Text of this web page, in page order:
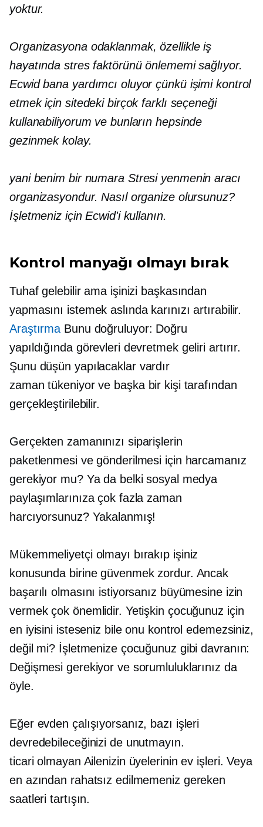
yoktur.
Organizasyona odaklanmak, özellikle iş
hayatında stres faktörünü önlememi sağlıyor.
Ecwid bana yardımcı oluyor çünkü işimi kontrol
etmek için sitedeki birçok farklı seçeneği
kullanabiliyorum ve bunların hepsinde
gezinmek kolay.
yani benim bir numaraStresi yenmenin aracı
organizasyondur. Nasıl organize olursunuz?
İşletmeniz için Ecwid'i kullanın.
Kontrol manyağı olmayı bırak
Tuhaf gelebilir ama işinizi başkasından
yapmasını istemek aslında karınızı artırabilir.
Araştırma Bunu doğruluyor: Doğru
yapıldığında görevleri devretmek geliri artırır.
Şunu düşün yapılacaklarvardır
zaman tükeniyorve başka bir kişi tarafından
gerçekleştirilebilir.
Gerçekten zamanınızı siparişlerin
paketlenmesi ve gönderilmesi için harcamanız
gerekiyor mu? Ya da belki sosyal medya
paylaşımlarınıza çok fazla zaman
harcıyorsunuz? Yakalanmış!
Mükemmeliyetçi olmayı bırakıp işiniz
konusunda birine güvenmek zordur. Ancak
başarılı olmasını istiyorsanız büyümesine izin
vermek çok önemlidir. Yetişkin çocuğunuz için
en iyisini isteseniz bile onu kontrol edemezsiniz,
değil mi? İşletmenize çocuğunuz gibi davranın:
Değişmesi gerekiyor ve sorumluluklarınız da
öyle.
Eğer evden çalışıyorsanız, bazı işleri
devredebileceğinizi de unutmayın.
ticari olmayan Ailenizin üyelerinin ev işleri. Veya
en azından rahatsız edilmemeniz gereken
saatleri tartışın.